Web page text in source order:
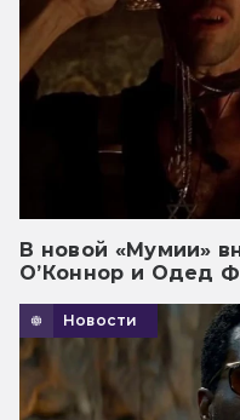
В новой «Мумии»
О’Коннор и Одед
Новости